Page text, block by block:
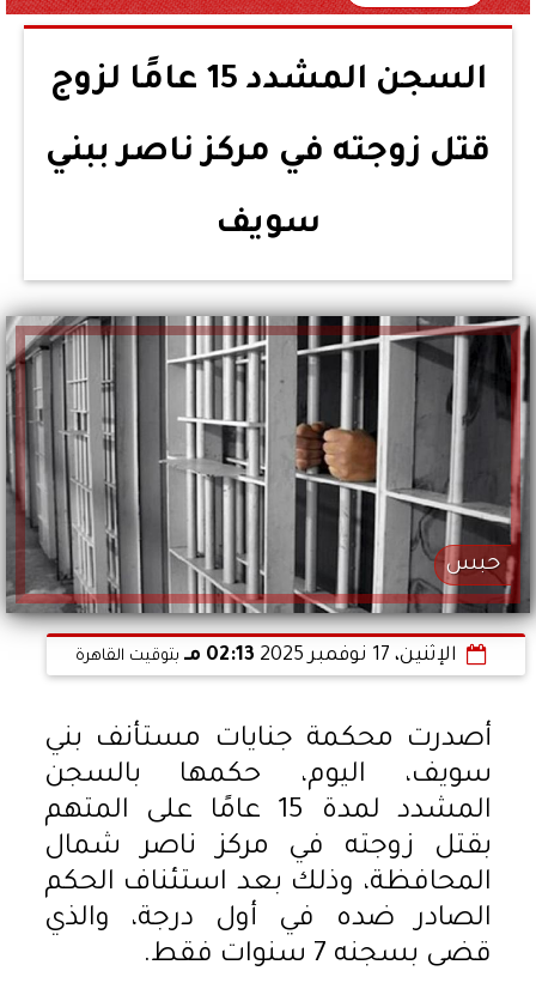
السجن المشدد 15 عامًا لزوج
قتل زوجته في مركز ناصر ببني
سويف
حبس
الإثنين، 17 نوفمبر 2025 02:13 مـ بتوقيت القاهرة
أصدرت محكمة جنايات مستأنف بني
سويف، اليوم، حكمها بالسجن
المشدد لمدة 15 عامًا على المتهم
بقتل زوجته في مركز ناصر شمال
المحافظة، وذلك بعد استئناف الحكم
الصادر ضده في أول درجة، والذي
قضى بسجنه 7 سنوات فقط.